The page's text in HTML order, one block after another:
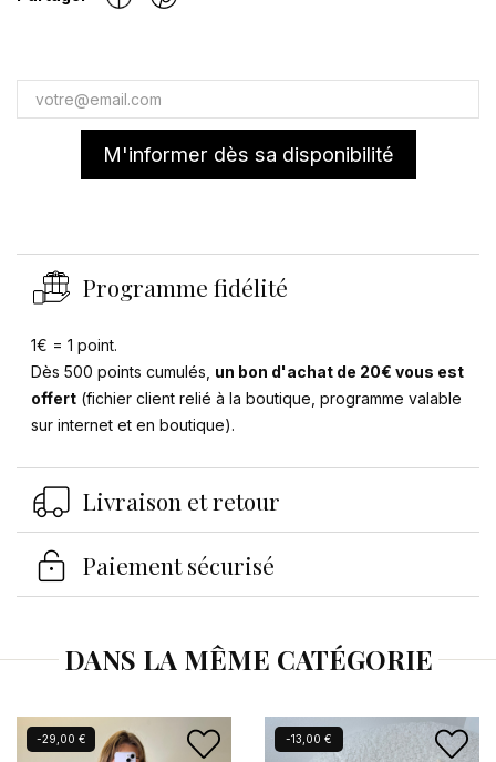
M'informer dès sa disponibilité
Programme fidélité
1€ = 1 point.
Dès 500 points cumulés, un bon d'achat de 20€ vous est
offert(fichier client relié à la boutique, programme valable
sur internet et en boutique).
Livraison et retour
Paiement sécurisé
DANS LA MÊME CATÉGORIE
-29,00 € -13,00 €
Se connecter
Vous devez être connecté pour enregistrer des
Annuler Se connecter